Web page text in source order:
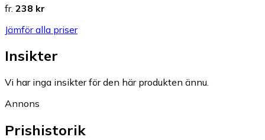
fr. 238 kr
Jämför alla priser
Insikter
Vi har inga insikter för den här produkten ännu.
Annons
Prishistorik